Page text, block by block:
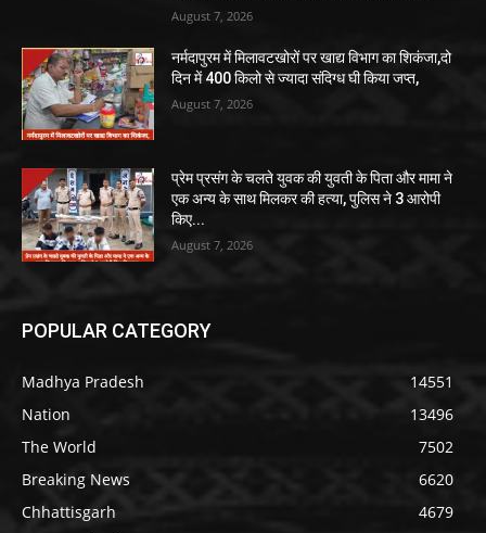
August 7, 2026
नर्मदापुरम में मिलावटखोरों पर खाद्य विभाग का शिकंजा,दो
दिन में 400 किलो से ज्यादा संदिग्ध घी किया जप्त,
August 7, 2026
प्रेम प्रसंग के चलते युवक की युवती के पिता और मामा ने
एक अन्य के साथ मिलकर की हत्या, पुलिस ने 3 आरोपी
किए...
August 7, 2026
POPULAR CATEGORY
Madhya Pradesh
14551
Nation
13496
The World
7502
Breaking News
6620
Chhattisgarh
4679